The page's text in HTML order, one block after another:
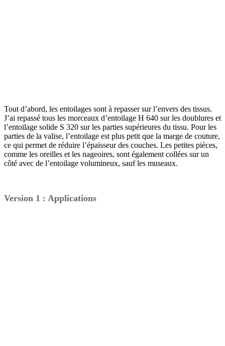
Tout d’abord, les entoilages sont à repasser sur l’envers des tissus.
J’ai repassé tous les morceaux d’entoilage H 640 sur les doublures et
l’entoilage solide S 320 sur les parties supérieures du tissu. Pour les
parties de la valise, l’entoilage est plus petit que la marge de couture,
ce qui permet de réduire l’épaisseur des couches. Les petites pièces,
comme les oreilles et les nageoires, sont également collées sur un
côté avec de l’entoilage volumineux, sauf les museaux.
Version 1 : Applications